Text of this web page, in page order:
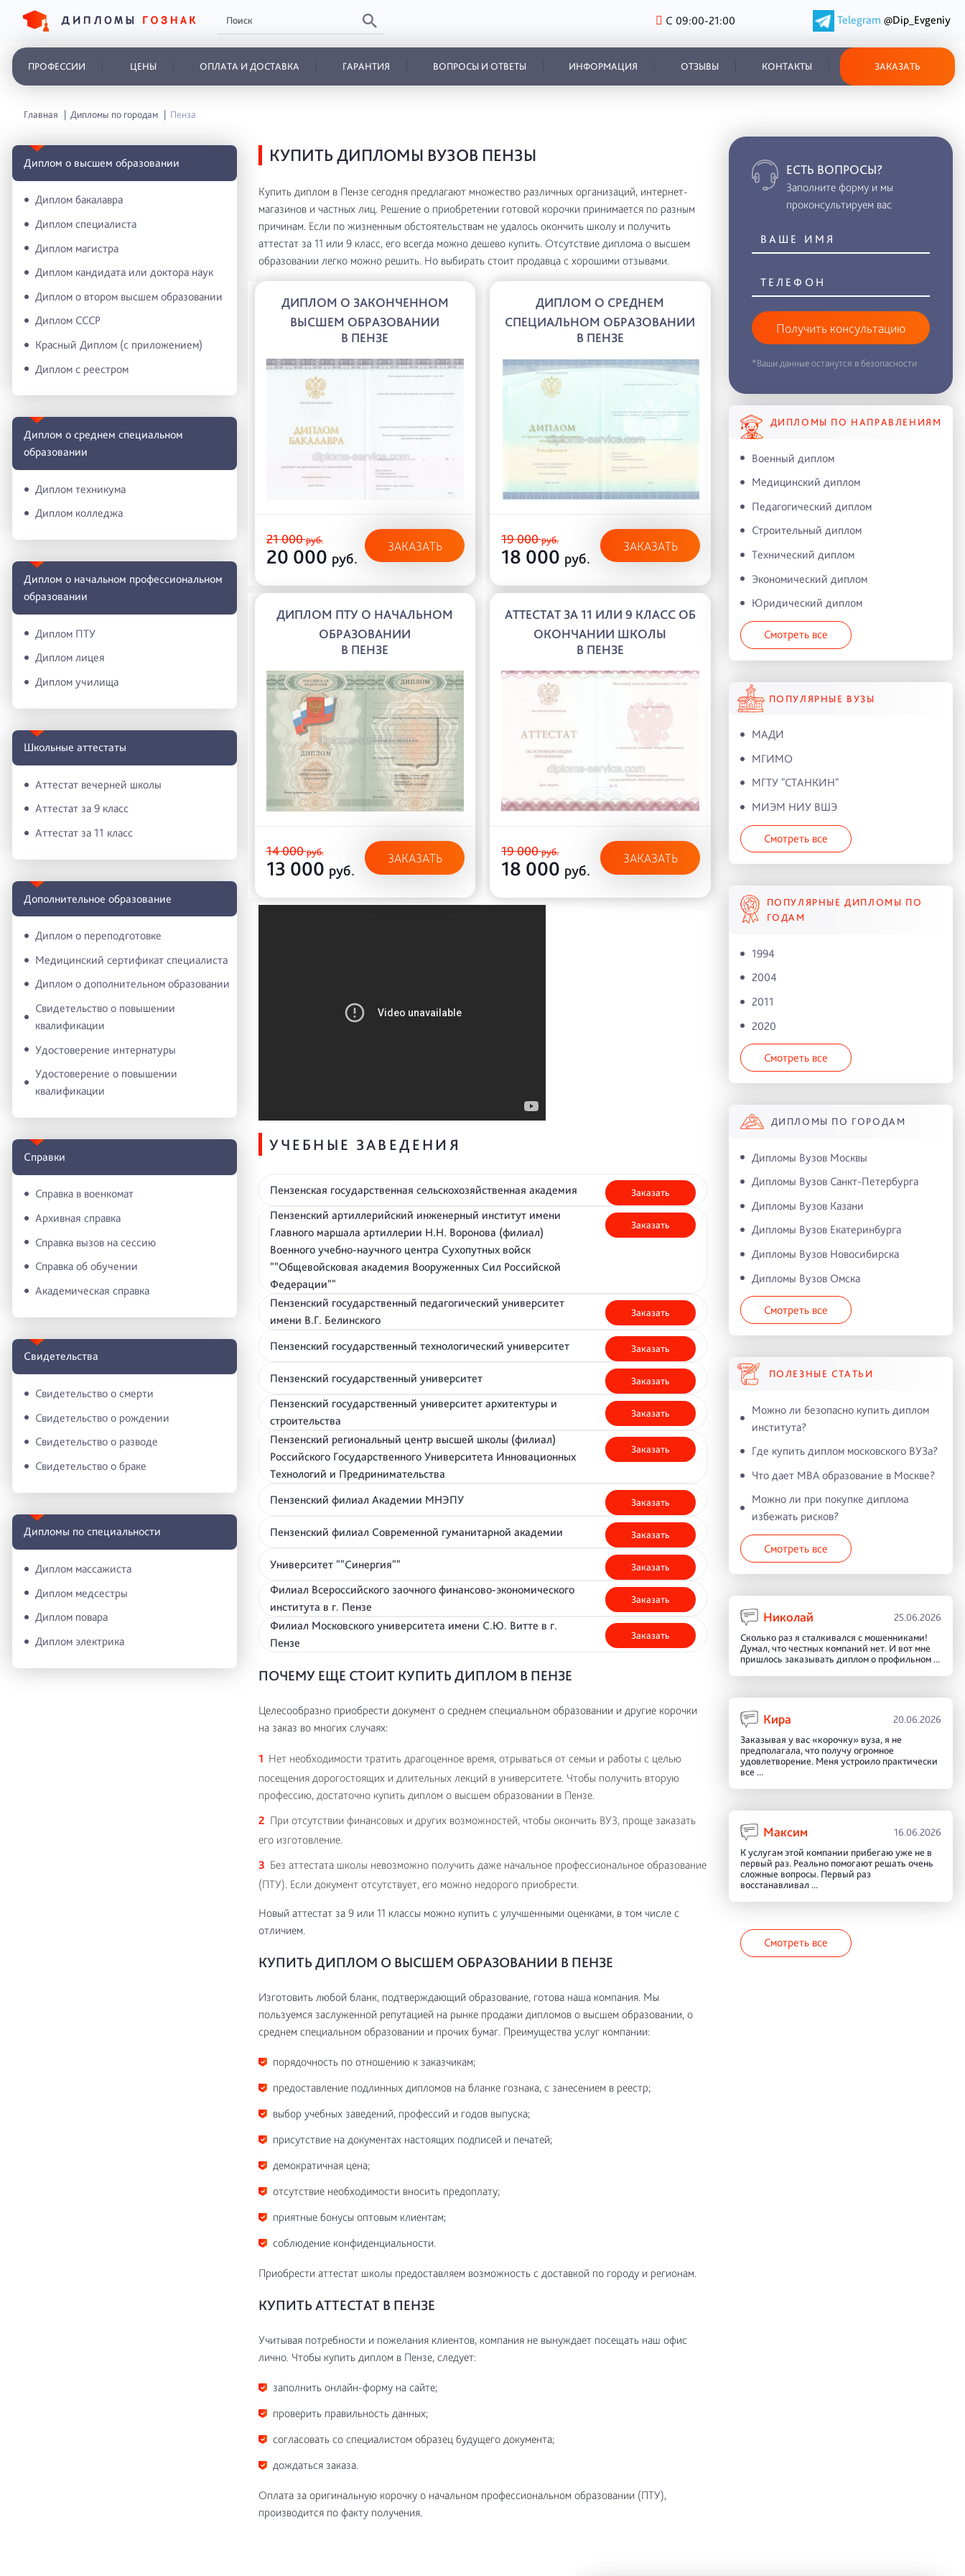
С 09:00-21:00 Telegram @Dip_Evgeniy
ПРОФЕССИИ ЦЕНЫ ОПЛАТА И ДОСТАВКА ГАРАНТИЯ ВОПРОСЫ И ОТВЕТЫ ИНФОРМАЦИЯ ОТЗЫВЫ КОНТАКТЫ ЗАКАЗАТЬ
Главная Дипломы по городам Пенза
Диплом о высшем образовании
Диплом бакалавра
Диплом специалиста
Диплом магистра
Диплом кандидата или доктора наук
Диплом о втором высшем образовании
Диплом СССР
Красный Диплом (с приложением)
Диплом с реестром
Диплом о среднем специальном
образовании
Диплом техникума
Диплом колледжа
Диплом о начальном профессиональном
oбразовании
Диплом ПТУ
Диплом лицея
Диплом училища
Школьные аттестаты
Аттестат вечерней школы
Аттестат за 9 класс
Аттестат за 11 класс
Дополнительное образование
Диплом о переподготовке
Медицинский сертификат специалиста
Диплом о дополнительном образовании
Свидетельство о повышении
квалификации
Удостоверение интернатуры
Удостоверение о повышении
квалификации
Справки
Справка в военкомат
Архивная справка
Справка вызов на сессию
Справка об обучении
Академическая справка
Свидетельства
Свидетельство о смерти
Свидетельство о рождении
Свидетельство о разводе
Свидетельство о браке
Дипломы по специальности
Диплом массажиста
Диплом медсестры
Диплом повара
Диплом электрика
КУПИТЬ ДИПЛОМЫ ВУЗОВ ПЕНЗЫ
Купить диплом в Пензе сегодня предлагают множество различных организаций, интернет-
магазинов и частных лиц. Решение о приобретении готовой корочки принимается по разным
причинам. Если по жизненным обстоятельствам не удалось окончить школу и получить
аттестат за 11 или 9 класс, его всегда можно дешево купить. Отсутствие диплома о высшем
образовании легко можно решить. Но выбирать стоит продавца с хорошими отзывами.
ДИПЛОМ О ЗАКОНЧЕННОМ
ВЫСШЕМ ОБРАЗОВАНИИ
В ПЕНЗЕ
21 000руб.
20 000 руб.
ЗАКАЗАТЬ
ДИПЛОМ О СРЕДНЕМ
СПЕЦИАЛЬНОМ ОБРАЗОВАНИИ
В ПЕНЗЕ
19 000руб.
18 000 руб.
ЗАКАЗАТЬ
ДИПЛОМ ПТУ О НАЧАЛЬНОМ
ОБРАЗОВАНИИ
В ПЕНЗЕ
14 000руб.
13 000 руб.
ЗАКАЗАТЬ
АТТЕСТАТ ЗА 11 ИЛИ 9 КЛАСС ОБ
ОКОНЧАНИИ ШКОЛЫ
В ПЕНЗЕ
19 000руб.
18 000 руб.
ЗАКАЗАТЬ
УЧЕБНЫЕ ЗАВЕДЕНИЯ
Пензенская государственная сельскохозяйственная академия Заказать
Пензенский артиллерийский инженерный институт имени
Главного маршала артиллерии Н.Н. Воронова (филиал)
Военного учебно-научного центра Сухопутных войск
""Общевойсковая академия Вооруженных Сил Российской
Федерации""
Заказать
Пензенский государственный педагогический университет
имени В.Г. Белинского
Заказать
Пензенский государственный технологический университет Заказать
Пензенский государственный университет Заказать
Пензенский государственный университет архитектуры и
строительства
Заказать
Пензенский региональный центр высшей школы (филиал)
Российского Государственного Университета Инновационных
Технологий и Предринимательства
Заказать
Пензенский филиал Академии МНЭПУ Заказать
Пензенский филиал Современной гуманитарной академии Заказать
Университет ""Синергия"" Заказать
Филиал Всероссийского заочного финансово-экономического
института в г. Пензе
Заказать
Филиал Московского университета имени С.Ю. Витте в г.
Пензе
Заказать
ПОЧЕМУ ЕЩЕ СТОИТ КУПИТЬ ДИПЛОМ В ПЕНЗЕ
Целесообразно приобрести документ о среднем специальном образовании и другие корочки
на заказ во многих случаях:
Нет необходимости тратить драгоценное время, отрываться от семьи и работы с целью
посещения дорогостоящих и длительных лекций в университете. Чтобы получить вторую
профессию, достаточно купить диплом о высшем образовании в Пензе.
При отсутствии финансовых и других возможностей, чтобы окончить ВУЗ, проще заказать
его изготовление.
Без аттестата школы невозможно получить даже начальное профессиональное образование
(ПТУ). Если документ отсутствует, его можно недорого приобрести.
Новый аттестат за 9 или 11 классы можно купить с улучшенными оценками, в том числе с
отличием.
КУПИТЬ ДИПЛОМ О ВЫСШЕМ ОБРАЗОВАНИИ В ПЕНЗЕ
Изготовить любой бланк, подтверждающий образование, готова наша компания. Мы
пользуемся заслуженной репутацией на рынке продажи дипломов о высшем образовании, о
среднем специальном образовании и прочих бумаг. Преимущества услуг компании:
порядочность по отношению к заказчикам;
предоставление подлинных дипломов на бланке гознака, с занесением в реестр;
выбор учебных заведений, профессий и годов выпуска;
присутствие на документах настоящих подписей и печатей;
демократичная цена;
отсутствие необходимости вносить предоплату;
приятные бонусы оптовым клиентам;
соблюдение конфиденциальности.
Приобрести аттестат школы предоставляем возможность с доставкой по городу и регионам.
КУПИТЬ АТТЕСТАТ В ПЕНЗЕ
Учитывая потребности и пожелания клиентов, компания не вынуждает посещать наш офис
лично. Чтобы купить диплом в Пензе, следует:
заполнить онлайн-форму на сайте;
проверить правильность данных;
согласовать со специалистом образец будущего документа;
дождаться заказа.
Оплата за оригинальную корочку о начальном профессиональном образовании (ПТУ),
производится по факту получения.
ЕСТЬ ВОПРОСЫ?
Заполните форму и мы
проконсультируем вас
Получить консультацию
*Ваши данные останутся в безопасности
ДИПЛОМЫ ПО НАПРАВЛЕНИЯМ
Военный диплом
Медицинский диплом
Педагогический диплом
Строительный диплом
Технический диплом
Экономический диплом
Юридический диплом
Смотреть все
ПОПУЛЯРНЫЕ ВУЗЫ
МАДИ
МГИМО
МГТУ "СТАНКИН"
МИЭМ НИУ ВШЭ
Смотреть все
ПОПУЛЯРНЫЕ ДИПЛОМЫ ПО
ГОДАМ
1994
2004
2011
2020
Смотреть все
ДИПЛОМЫ ПО ГОРОДАМ
Дипломы Вузов Москвы
Дипломы Вузов Санкт-Петербурга
Дипломы Вузов Казани
Дипломы Вузов Екатеринбурга
Дипломы Вузов Новосибирска
Дипломы Вузов Омска
Смотреть все
ПОЛЕЗНЫЕ СТАТЬИ
Можно ли безопасно купить диплом
института?
Где купить диплом московского ВУЗа?
Что дает MBA образование в Москве?
Можно ли при покупке диплома
избежать рисков?
Смотреть все
Николай 25.06.2026
Сколько раз я сталкивался с мошенниками!
Думал, что честных компаний нет. И вот мне
пришлось заказывать диплом о профильном ...
Кира 20.06.2026
Заказывая у вас «корочку» вуза, я не
предполагала, что получу огромное
удовлетворение. Меня устроило практически
все ...
Максим 16.06.2026
К услугам этой компании прибегаю уже не в
первый раз. Реально помогают решать очень
сложные вопросы. Первый раз
восстанавливал ...
Смотреть все